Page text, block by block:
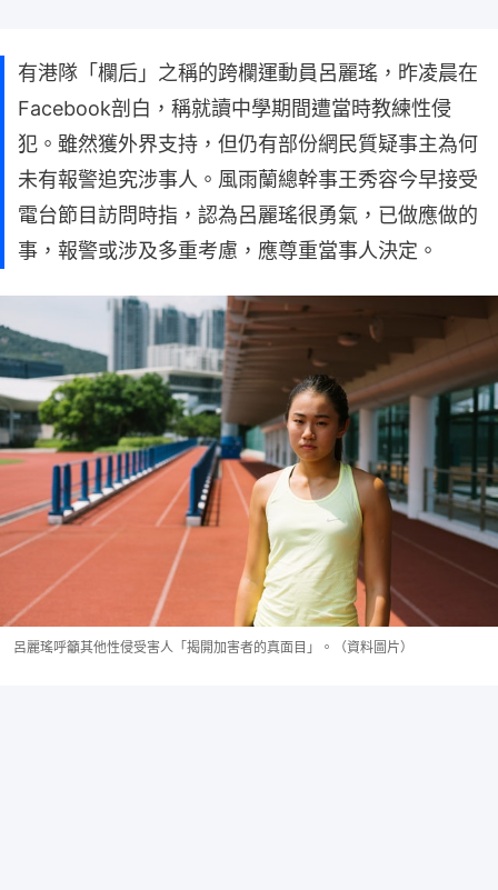
有港隊「欄后」之稱的跨欄運動員呂麗瑤，昨凌晨在
Facebook剖白，稱就讀中學期間遭當時教練性侵
犯。雖然獲外界支持，但仍有部份網民質疑事主為何
未有報警追究涉事人。風雨蘭總幹事王秀容今早接受
電台節目訪問時指，認為呂麗瑤很勇氣，已做應做的
事，報警或涉及多重考慮，應尊重當事人決定。
呂麗瑤呼籲其他性侵受害人「揭開加害者的真面目」。（資料圖片）